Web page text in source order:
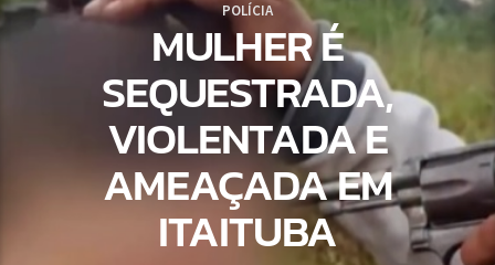
POLÍCIA
MULHER É
SEQUESTRADA,
VIOLENTADA E
AMEAÇADA EM
ITAITUBA